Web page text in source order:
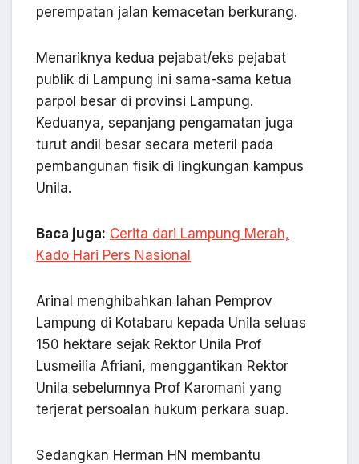
perempatan jalan kemacetan berkurang.
Menariknya kedua pejabat/eks pejabat
publik di Lampung ini sama-sama ketua
parpol besar di provinsi Lampung.
Keduanya, sepanjang pengamatan juga
turut andil besar secara meteril pada
pembangunan fisik di lingkungan kampus
Unila.
Baca juga: Cerita dari Lampung Merah,
Kado Hari Pers Nasional
Arinal menghibahkan lahan Pemprov
Lampung di Kotabaru kepada Unila seluas
150 hektare sejak Rektor Unila Prof
Lusmeilia Afriani, menggantikan Rektor
Unila sebelumnya Prof Karomani yang
terjerat persoalan hukum perkara suap.
Sedangkan Herman HN membantu